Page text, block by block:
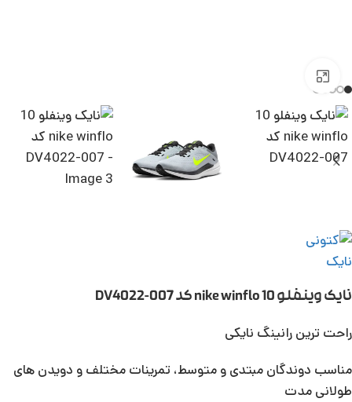
نایک وینفلو 10 nike winflo کد DV4022-007
راحت ترین رانینگ نایکی
مناسب دوندگان مبتدی و متوسط، تمرینات مختلف و دویدن های
طولانی مدت